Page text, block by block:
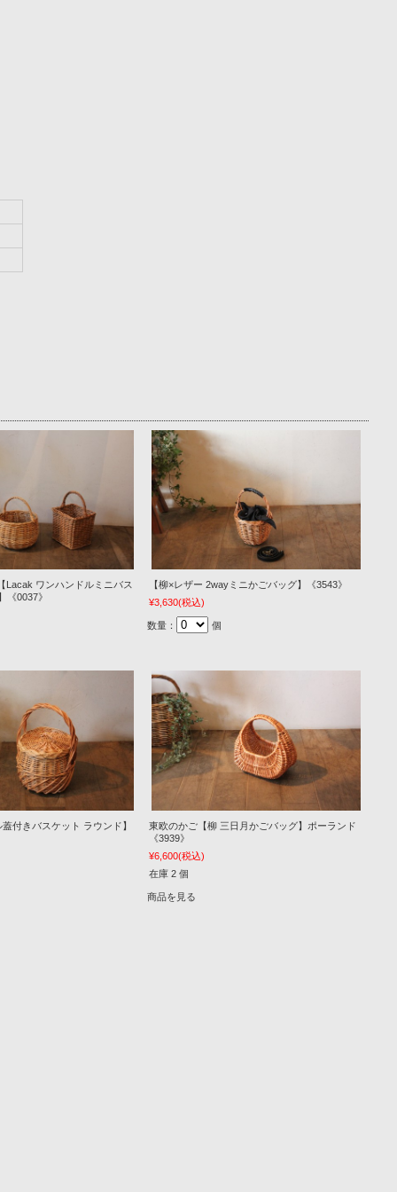
Lacak ワンハンドルミニバス
《0037》
【柳×レザー 2wayミニかごバッグ】《3543》
¥3,630(税込)
数量： 個
付きバスケット ラウンド】
東欧のかご【柳 三日月かごバッグ】ポーランド
《3939》
¥6,600(税込)
在庫 2 個
商品を見る